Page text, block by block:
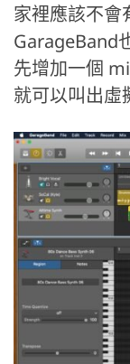
家裡應該不
GarageBand
先增加一個
就可以叫出虛